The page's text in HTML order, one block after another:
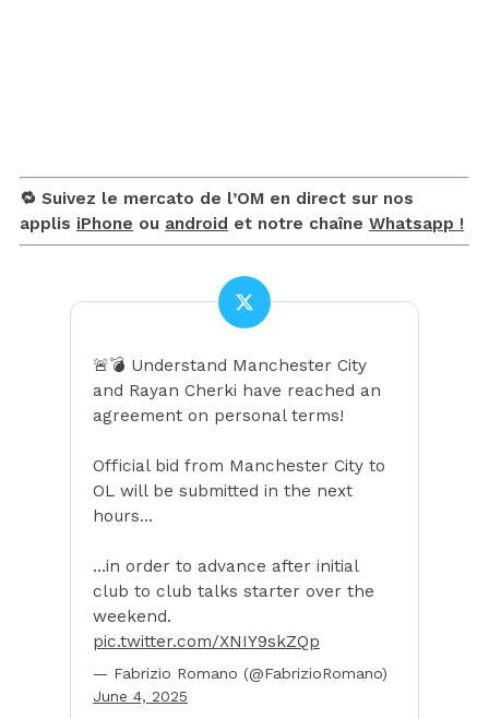
🔁 Suivez le mercato de l’OM en direct sur nos
applis iPhone ou android et notre chaîne Whatsapp !
🚨💣 Understand Manchester City
and Rayan Cherki have reached an
agreement on personal terms!
Official bid from Manchester City to
OL will be submitted in the next
hours…
…in order to advance after initial
club to club talks starter over the
weekend.
pic.twitter.com/XNIY9skZQp
— Fabrizio Romano (@FabrizioRomano)
June 4, 2025